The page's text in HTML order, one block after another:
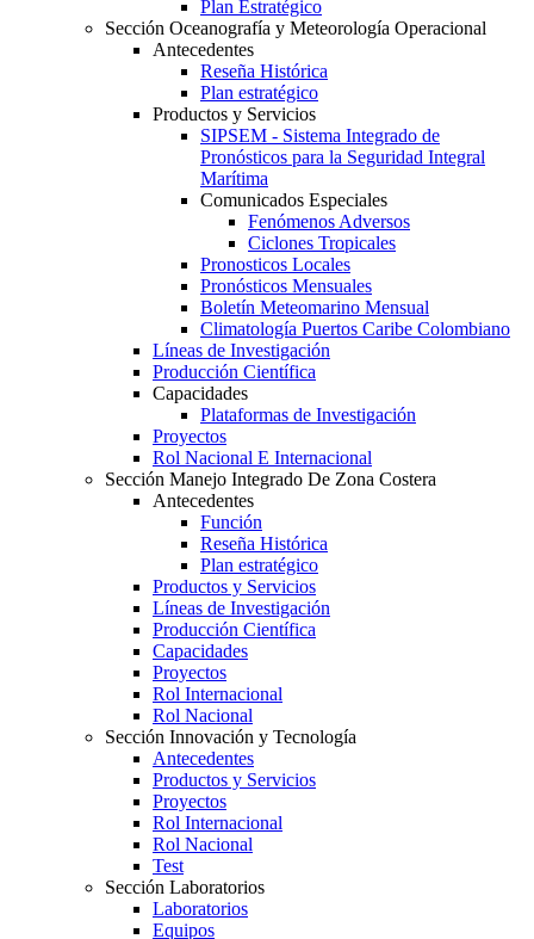
Plan Estratégico
Sección Oceanografía y Meteorología Operacional
Antecedentes
Reseña Histórica
Plan estratégico
Productos y Servicios
SIPSEM - Sistema Integrado de
Pronósticos para la Seguridad Integral
Marítima
Comunicados Especiales
Fenómenos Adversos
Ciclones Tropicales
Pronosticos Locales
Pronósticos Mensuales
Boletín Meteomarino Mensual
Climatología Puertos Caribe Colombiano
Líneas de Investigación
Producción Científica
Capacidades
Plataformas de Investigación
Proyectos
Rol Nacional E Internacional
Sección Manejo Integrado De Zona Costera
Antecedentes
Función
Reseña Histórica
Plan estratégico
Productos y Servicios
Líneas de Investigación
Producción Científica
Capacidades
Proyectos
Rol Internacional
Rol Nacional
Sección Innovación y Tecnología
Antecedentes
Productos y Servicios
Proyectos
Rol Internacional
Rol Nacional
Test
Sección Laboratorios
Laboratorios
Equipos